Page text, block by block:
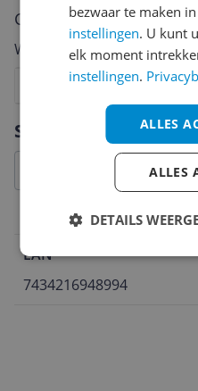
Specificaties
EAN
7434216948994
Cijfer
Welk cijfer geef jij dit
5
4
3
2
Vraag
bezwaar te maken
instellingen. U kunt
elk moment
instellingen.
ALLES
ALLES
DETAILS